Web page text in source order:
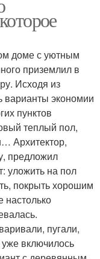
доме с уютным
приземлил в
Исходя из
варианты экономии
пунктов
теплый пол,
Архитектор,
предложил
уложить на пол
покрыть хорошим
настолько
пугали,
уже включилось